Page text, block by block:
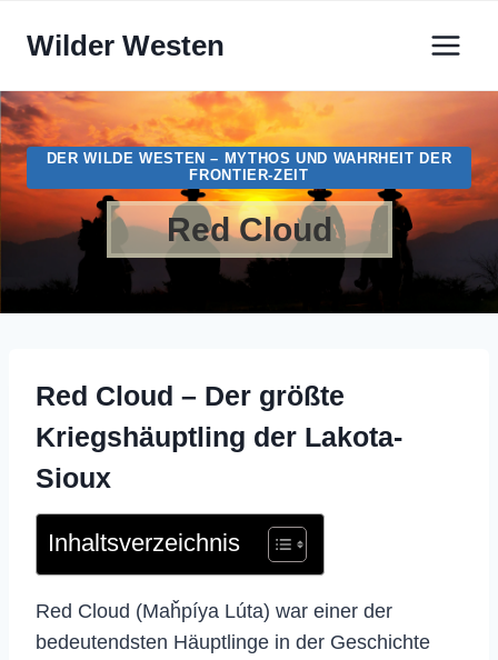
InhaltWilder Westen
DER WILDE WESTEN – MYTHOS UND WAHRHEIT DER
FRONTIER-ZEIT
Red Cloud
Red Cloud – Der größte
Kriegshäuptling der Lakota-
Sioux
Inhaltsverzeichnis
Red Cloud (Maȟpíya Lúta) war einer der
bedeutendsten Häuptlinge in der Geschichte